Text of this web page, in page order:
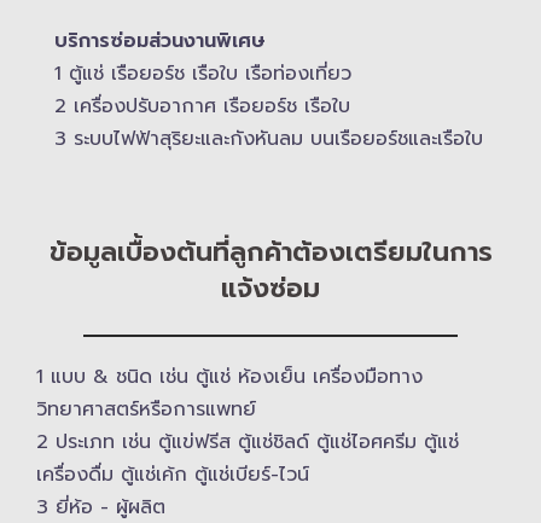
บริการซ่อมส่วนงานพิเศษ
1 ตู้แช่ เรือยอร์ช เรือใบ เรือท่องเที่ยว
2 เครื่องปรับอากาศ เรือยอร์ช เรือใบ
3 ระบบไฟฟ้าสุริยะและกังหันลม บนเรือยอร์ช​และเรือใบ
ข้อมูลเบื้องต้นที่ลูกค้าต้องเตรียมในการ
แจ้งซ่อม
1 แบบ & ​ชนิด เช่น ตู้แช่ ห้องเย็น เครื่องมือทาง
วิทยาศาสตร์​หรือการแพทย์
2 ประเภท เช่น ตู้แข่ฟรีส ตู้แช่ชิลด์ ตู้แช่ไอศครีม ตู้แช่
เครื่องดื่ม ตู้แช่เค้ก ตู้แช่เบียร์-ไวน์
3 ยี่ห้อ -​ ผู้ผลิต